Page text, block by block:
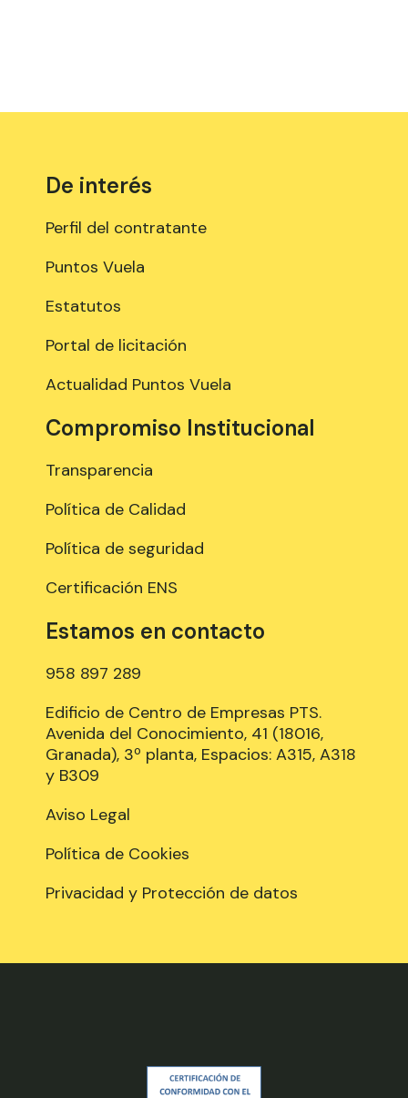
De interés
Perfil del contratante
Puntos Vuela
Estatutos
Portal de licitación
Actualidad Puntos Vuela
Compromiso Institucional
Transparencia
Política de Calidad
Política de seguridad
Certificación ENS
Estamos en contacto
958 897 289
Edificio de Centro de Empresas PTS.
Avenida del Conocimiento, 41 (18016,
Granada), 3º planta, Espacios: A315, A318
y B309
Aviso Legal
Política de Cookies
Privacidad y Protección de datos